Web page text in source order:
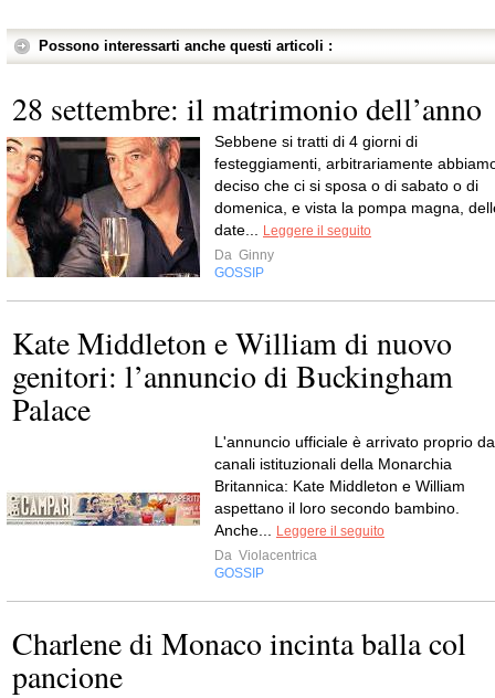
Possono interessarti anche questi articoli :
28 settembre: il matrimonio dell’anno
Sebbene si tratti di 4 giorni di
festeggiamenti, arbitrariamente
deciso che ci si sposa o di sabato o di
domenica, e vista la pompa magna,
date...
Leggere il seguito
Da Ginny
GOSSIP
Kate Middleton e William di nuovo
genitori: l’annuncio di Buckingham
Palace
L'annuncio ufficiale è arrivato proprio
canali istituzionali della Monarchia
Britannica: Kate Middleton e William
aspettano il loro secondo bambino.
Anche...
Leggere il seguito
Da Violacentrica
GOSSIP
Charlene di Monaco incinta balla col
pancione